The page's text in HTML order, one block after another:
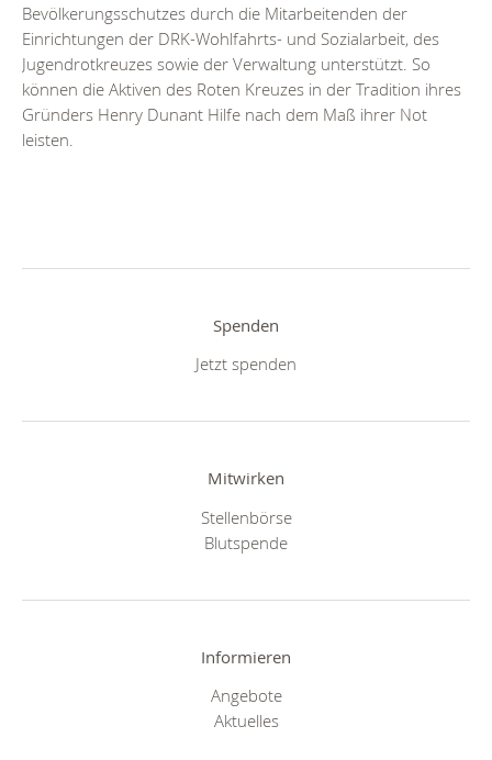
Bevölkerungsschutzes durch die Mitarbeitenden der
Einrichtungen der DRK-Wohlfahrts- und Sozialarbeit, des
Jugendrotkreuzes sowie der Verwaltung unterstützt. So
können die Aktiven des Roten Kreuzes in der Tradition ihres
Gründers Henry Dunant Hilfe nach dem Maß ihrer Not
leisten.
Spenden
Jetzt spenden
Mitwirken
Stellenbörse
Blutspende
Informieren
Angebote
Aktuelles